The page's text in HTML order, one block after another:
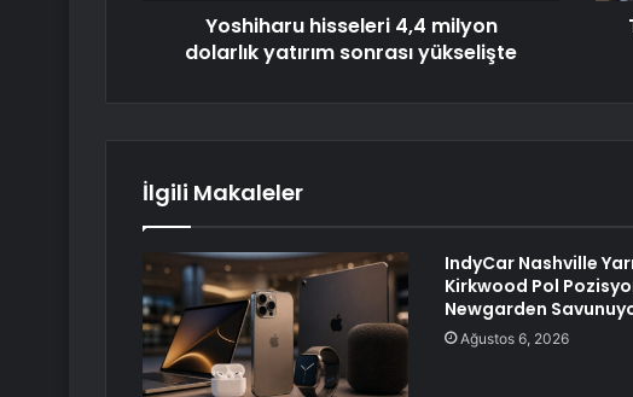
Yoshiharu hisseleri 4,4 milyon
dolarlık yatırım sonrası yükselişte
İlgili Makaleler
IndyCar Nashville
Kirkwood Pol
Newgarden
Ağustos 6, 2026